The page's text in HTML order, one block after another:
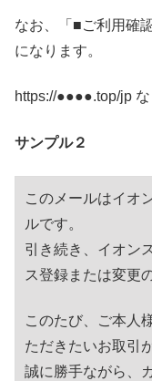
なお、「■ご利用確
になります。
https://●●●●.top/jp
サンプル２
このメールはイオ
ルです。
引き続き、イオン
ス登録または変更
このたび、ご本人
ただきたいお取引
誠に勝手ながら、